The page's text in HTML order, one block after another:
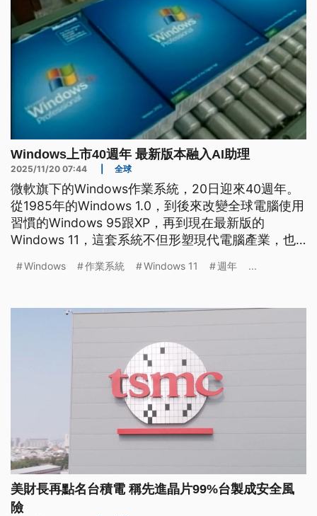
Windows上市40週年 最新版本融入AI助理
2025/11/20 07:44 全球
微軟旗下的Windows作業系統，20日迎來40週年。
從1985年的Windows 1.0，到後來改變全球電腦使用
習慣的Windows 95跟XP，再到現在最新版的
Windows 11，這套系統不但形塑現代電腦產業，也
中，微軟也將Windows定義為「AI時代的入口平
Windows 作業系統 Windows 11 週年 ...
美財長再點名台積電 稱先進晶片99%台製成安全風
險